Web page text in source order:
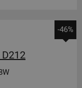
-46%